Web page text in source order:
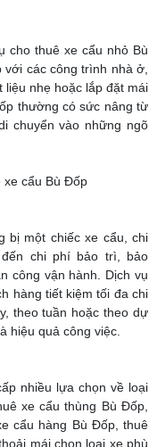
cho thuê xe cẩu nhỏ Bù
các công trình nhà ở,
nhẹ hoặc lắp đặt mái
thường có sức nâng từ
chuyển vào những ngõ
xe cẩu Bù Đốp
bị một chiếc xe cẩu, chi
chi phí bảo trì, bảo
công vận hành. Dịch vụ
hàng tiết kiệm tối đa chi
theo tuần hoặc theo dự
hiệu quả công việc.
nhiều lựa chọn về loại
xe cẩu thùng Bù Đốp,
cẩu hàng Bù Đốp, thuê
mái chọn loại xe phù